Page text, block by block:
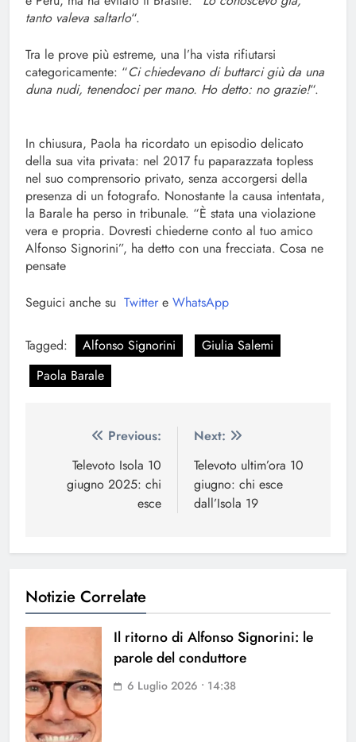
tanto valeva saltarlo“.
Tra le prove più estreme, una l’ha vista rifiutarsi
categoricamente: “Ci chiedevano di buttarci giù da una
duna nudi, tenendoci per mano. Ho detto: no grazie!“.
In chiusura, Paola ha ricordato un episodio delicato
della sua vita privata: nel 2017 fu paparazzata topless
nel suo comprensorio privato, senza accorgersi della
presenza di un fotografo. Nonostante la causa intentata,
la Barale ha perso in tribunale. “È stata una violazione
vera e propria. Dovresti chiederne conto al tuo amico
Alfonso Signorini”, ha detto con una frecciata. Cosa ne
pensate
Seguici anche su Twitter e WhatsApp
Tagged: Alfonso Signorini
Giulia Salemi
Paola Barale
Navigazione
articoli
Previous:
Televoto Isola 10
giugno 2025: chi
esce
Next:
Televoto ultim’ora 10
giugno: chi esce
dall’Isola 19
Notizie Correlate
Il ritorno di Alfonso Signorini: le
parole del conduttore
6 Luglio 2026 • 14:38